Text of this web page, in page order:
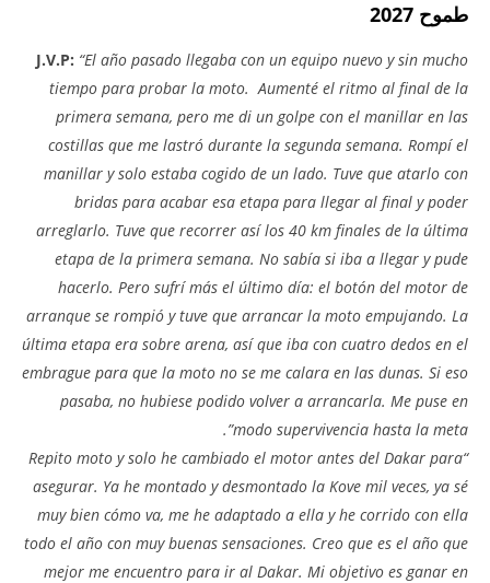
طموح 2027
J.V.P: “El año pasado llegaba con un equipo nuevo y sin mucho
tiempo para probar la moto. Aumenté el ritmo al final de la
primera semana, pero me di un golpe con el manillar en las
costillas que me lastró durante la segunda semana. Rompí el
manillar y solo estaba cogido de un lado. Tuve que atarlo con
bridas para acabar esa etapa para llegar al final y poder
arreglarlo. Tuve que recorrer así los 40 km finales de la última
etapa de la primera semana. No sabía si iba a llegar y pude
hacerlo. Pero sufrí más el último día: el botón del motor de
arranque se rompió y tuve que arrancar la moto empujando. La
última etapa era sobre arena, así que iba con cuatro dedos en el
embrague para que la moto no se me calara en las dunas. Si eso
pasaba, no hubiese podido volver a arrancarla. Me puse en
modo supervivencia hasta la meta”.
“Repito moto y solo he cambiado el motor antes del Dakar para
asegurar. Ya he montado y desmontado la Kove mil veces, ya sé
muy bien cómo va, me he adaptado a ella y he corrido con ella
todo el año con muy buenas sensaciones. Creo que es el año que
mejor me encuentro para ir al Dakar. Mi objetivo es ganar en